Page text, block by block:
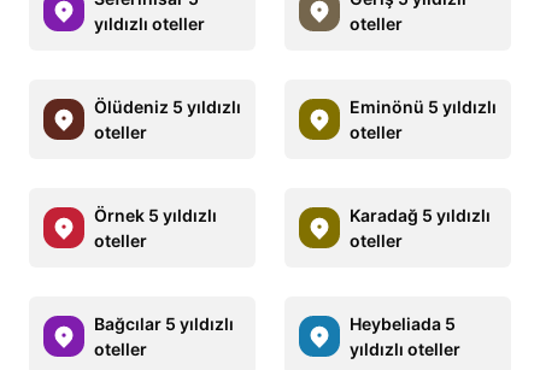
yıldızlı oteller
oteller
Ölüdeniz 5 yıldızlı
oteller
Eminönü 5 yıldızlı
oteller
Örnek 5 yıldızlı
oteller
Karadağ 5 yıldızlı
oteller
Bağcılar 5 yıldızlı
oteller
Heybeliada 5
yıldızlı oteller